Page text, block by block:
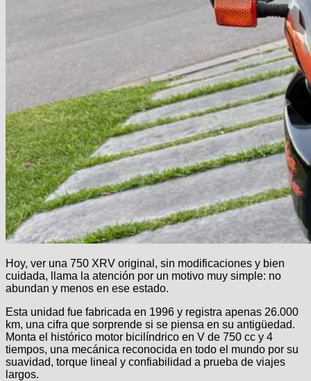
Hoy, ver una 750 XRV original, sin modificaciones y bien
cuidada, llama la atención por un motivo muy simple: no
abundan y menos en ese estado.
Esta unidad fue fabricada en 1996 y registra apenas 26.000
km, una cifra que sorprende si se piensa en su antigüedad.
Monta el histórico motor bicilíndrico en V de 750 cc y 4
tiempos, una mecánica reconocida en todo el mundo por su
suavidad, torque lineal y confiabilidad a prueba de viajes
largos.